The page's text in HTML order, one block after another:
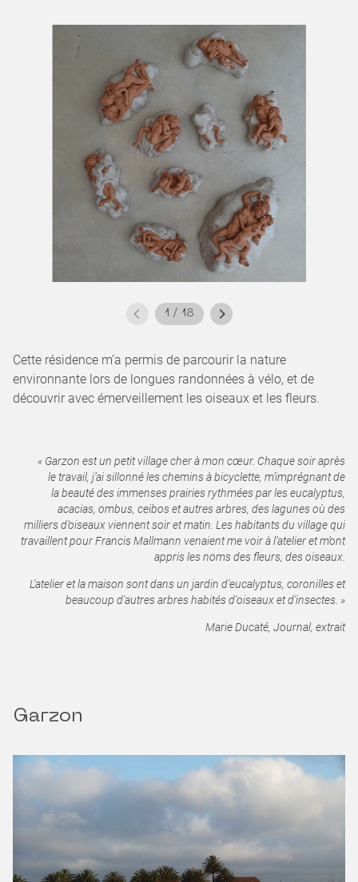
1 / 18
Cette résidence m’a permis de parcourir la nature
environnante lors de longues randonnées à vélo, et de
découvrir avec émerveillement les oiseaux et les fleurs.
« Garzon est un petit village cher à mon cœur. Chaque soir après
le travail, j’ai sillonné les chemins à bicyclette, m’imprégnant de
la beauté des immenses prairies rythmées par les eucalyptus,
acacias, ombus, ceibos et autres arbres, des lagunes où des
milliers d’oiseaux viennent soir et matin. Les habitants du village qui
travaillent pour Francis Mallmann venaient me voir à l’atelier et m’ont
appris les noms des fleurs, des oiseaux.
L'atelier et la maison sont dans un jardin d'eucalyptus, coronilles et
beaucoup d'autres arbres habités d'oiseaux et d'insectes. »
Marie Ducaté, Journal, extrait
Garzon